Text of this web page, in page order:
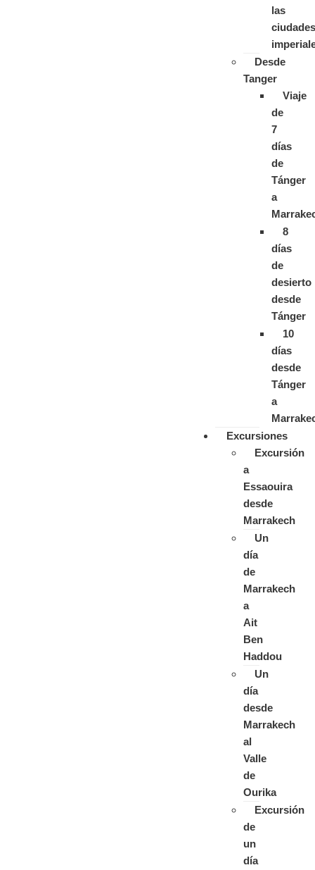
las
ciudades
Desde
Tanger
Viaje
de
7
días
de
Tánger
a
8
días
de
desierto
desde
Tánger
10
días
desde
Tánger
a
Excursiones
Excursión
a
Essaouira
desde
Marrakech
Un
día
de
Marrakech
a
Ait
Ben
Haddou
Un
día
desde
Marrakech
al
Valle
de
Ourika
Excursión
de
un
día